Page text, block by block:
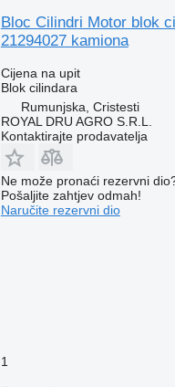
Bloc Cilindri Motor blok
21294027 kamiona
Cijena na upit
Blok cilindara
Rumunjska, Cristesti
ROYAL DRU AGRO S.R.L.
Kontaktirajte prodavatelja
Ne može pronaći rezervni
Pošaljite zahtjev odmah!
Naručite rezervni dio
1